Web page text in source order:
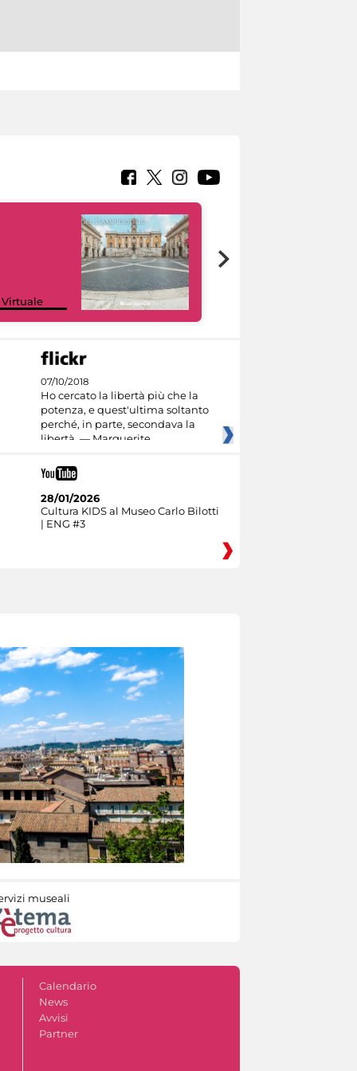
Virtuale
07/10/2018
Ho cercato la libertà più che la
potenza, e quest'ultima soltanto
perché, in parte, secondava la
libertà. — Marguerite
28/01/2026
Cultura KIDS al Museo Carlo Bilotti
| ENG #3
museali
Calendario
News
Avvisi
Partner